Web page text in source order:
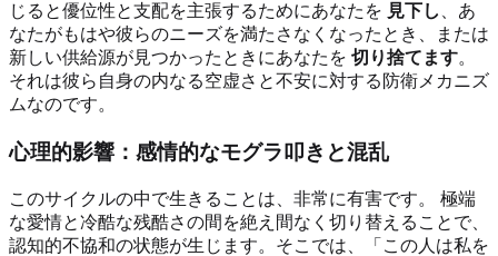
じると優位性と支配を主張するためにあなたを 見下し 、あ
なたがもはや彼らのニーズを満たさなくなったとき、または
新しい供給源が見つかったときにあなたを 切り捨てます。
それは彼ら自身の内なる空虚さと不安に対する防衛メカニズ
ムなのです。
心理的影響：感情的なモグラ叩きと混乱
このサイクルの中で生きることは、非常に有害です。 極端
な愛情と冷酷な残酷さの間を絶え間なく切り替えることで、
認知的不協和の状態が生じます。そこでは、「この人は私を